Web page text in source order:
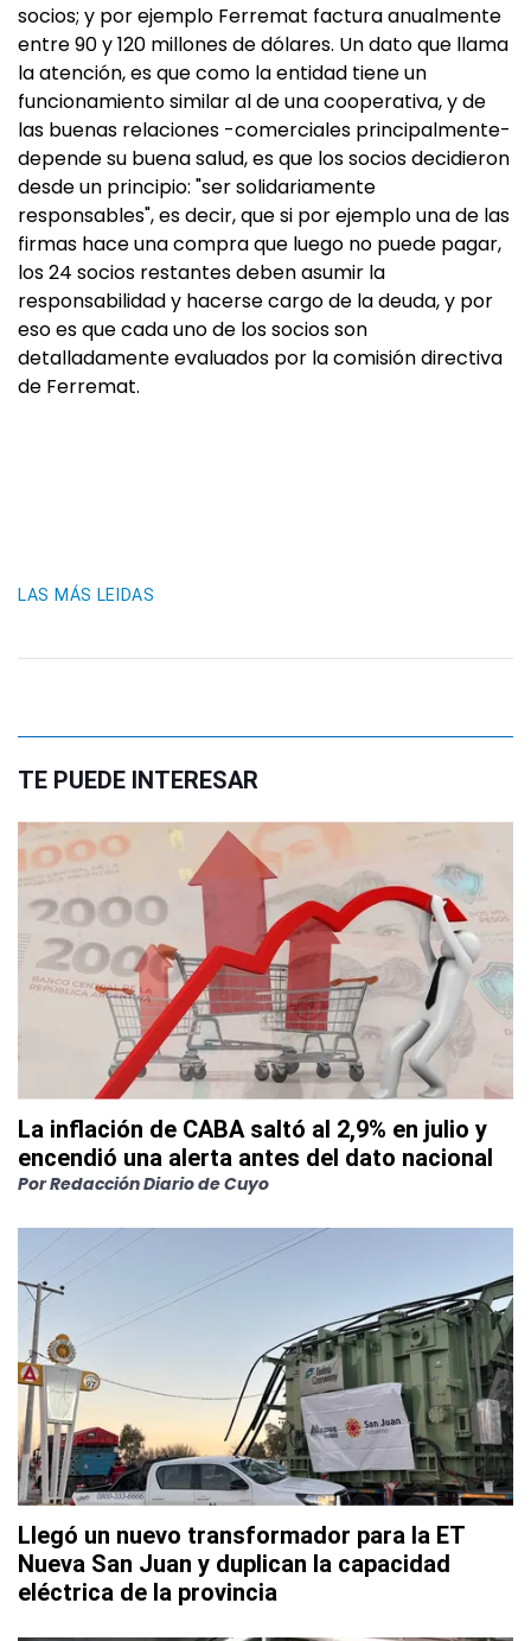
socios; y por ejemplo Ferremat factura anualmente
entre 90 y 120 millones de dólares. Un dato que llama
la atención, es que como la entidad tiene un
funcionamiento similar al de una cooperativa, y de
las buenas relaciones -comerciales principalmente-
depende su buena salud, es que los socios decidieron
desde un principio: "ser solidariamente
responsables", es decir, que si por ejemplo una de las
firmas hace una compra que luego no puede pagar,
los 24 socios restantes deben asumir la
responsabilidad y hacerse cargo de la deuda, y por
eso es que cada uno de los socios son
detalladamente evaluados por la comisión directiva
de Ferremat.
LAS MÁS LEIDAS
TE PUEDE INTERESAR
La inflación de CABA saltó al 2,9% en julio y
encendió una alerta antes del dato nacional
PorRedacción Diario de Cuyo
Llegó un nuevo transformador para la ET
Nueva San Juan y duplican la capacidad
eléctrica de la provincia